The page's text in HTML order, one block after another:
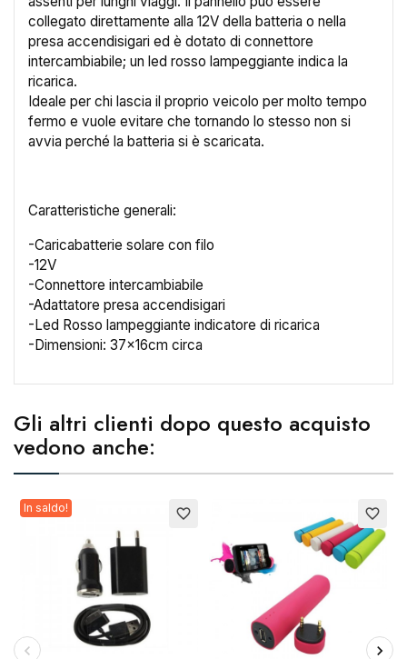
collegato direttamente alla 12V della batteria o nella
presa accendisigari ed è dotato di connettore
intercambiabile; un led rosso lampeggiante indica la
ricarica.
Ideale per chi lascia il proprio veicolo per molto tempo
fermo e vuole evitare che tornando lo stesso non si
avvia perché la batteria si è scaricata.
Caratteristiche generali:
-Caricabatterie solare con filo
-12V
-Connettore intercambiabile
-Adattatore presa accendisigari
-Led Rosso lampeggiante indicatore di ricarica
-Dimensioni: 37x16cm circa
Gli altri clienti dopo questo acquisto
vedono anche:
In saldo! favorite_border favorite_border
Crea lista dei desideri ×